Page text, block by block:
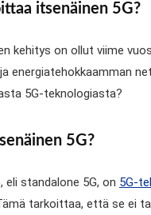
itsenäinen 5G?
kehitys on ollut viime
energiatehokkaamman
5G-teknologiasta?
5G?
eli standalone 5G, on 5G-
tarkoittaa, että se ei